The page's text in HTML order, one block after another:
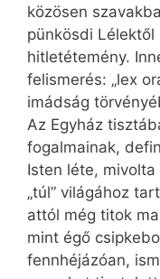
közösen
pünkösdi
hitletétemény.
felismerés: „lex
imádság
Az Egyház
fogalmainak,
Isten léte,
„túl” világához
attól még titok
mint égő
fennhéjázóan,